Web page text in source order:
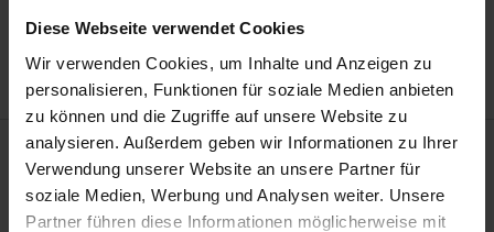
Diese Webseite verwendet Cookies
Wir verwenden Cookies, um Inhalte und Anzeigen zu
personalisieren, Funktionen für soziale Medien anbieten
zu können und die Zugriffe auf unsere Website zu
analysieren. Außerdem geben wir Informationen zu Ihrer
Verwendung unserer Website an unsere Partner für
soziale Medien, Werbung und Analysen weiter. Unsere
Partner führen diese Informationen möglicherweise mit
Hinweise zu Versandkosten
Beschreibung
Das Paradigma der Verstörung ist ein